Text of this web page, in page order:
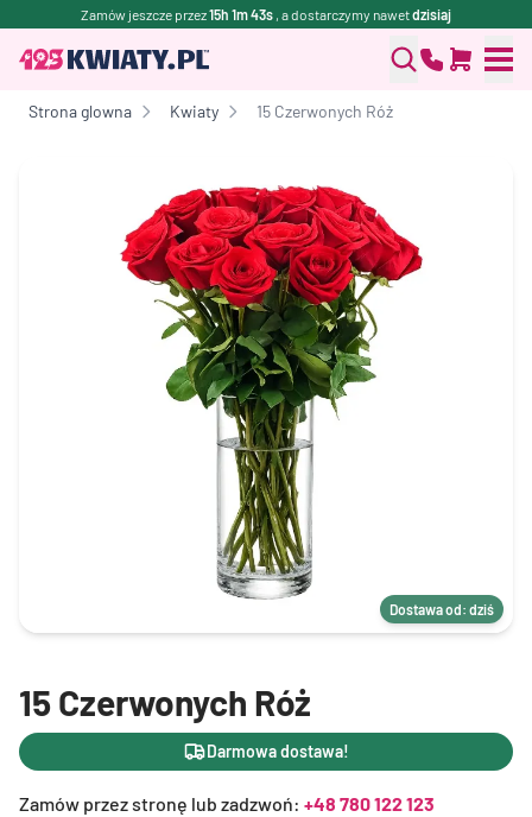
Zamów jeszcze przez15h 1m 43s , a dostarczymy nawetdzisiaj
Strona glowna Kwiaty 15 Czerwonych Róż
Dostawa od: dziś
15 Czerwonych Róż
Darmowa dostawa!
Zamów przez stronę lub zadzwoń: +48 780 122 123